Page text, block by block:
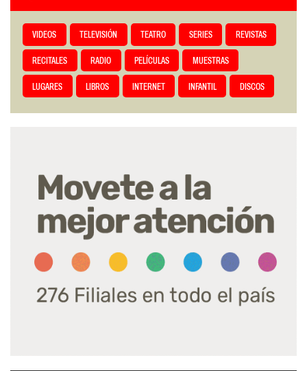
VIDEOS TELEVISIÓN TEATRO SERIES REVISTAS
RECITALES RADIO PELÍCULAS MUESTRAS
LUGARES LIBROS INTERNET INFANTIL DISCOS